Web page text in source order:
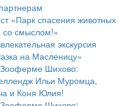
«Парк спасения животных
со смыслом!»
экскурсия
на Масленицу»
Шихово:
Ильи Муромца,
и Коня Юлия!